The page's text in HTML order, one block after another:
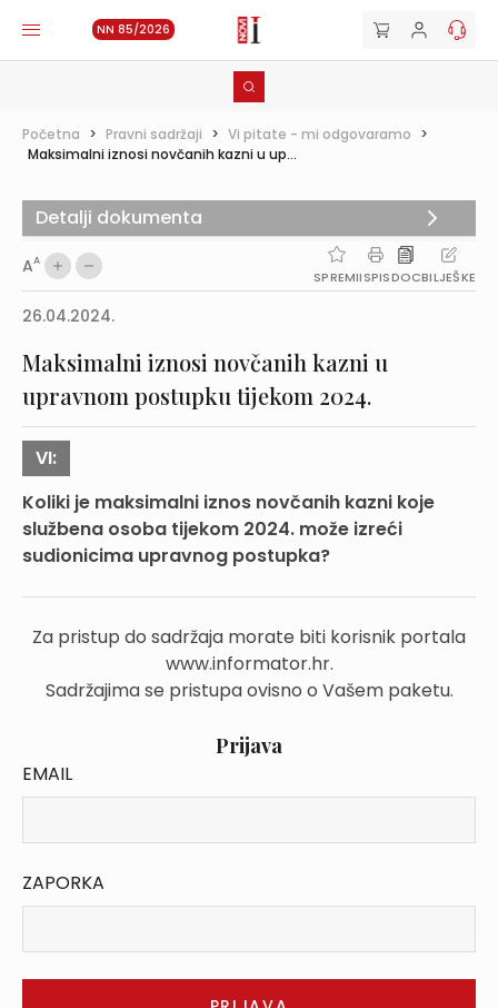
NN 85/2026
Početna > Pravni sadržaji > Vi pitate - mi odgovaramo >
Maksimalni iznosi novčanih kazni u up...
AA
SPREMIISPISDOCBILJEŠKE
26.04.2024.
Maksimalni iznosi novčanih kazni u
upravnom postupku tijekom 2024.
VI:
Koliki je maksimalni iznos novčanih kazni koje
službena osoba tijekom 2024. može izreći
sudionicima upravnog postupka?
Za pristup do sadržaja morate biti korisnik portala
www.informator.hr.
Sadržajima se pristupa ovisno o Vašem paketu.
Prijava
EMAIL
ZAPORKA
Detalji dokumenta